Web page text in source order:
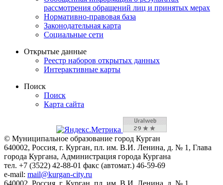
рассмотрения обращений лиц и принятых мерах
Нормативно-правовая база
Законодательная карта
Социальные сети
Открытые данные
Реестр наборов открытых данных
Интерактивные карты
Поиск
Поиск
Карта сайта
© Муниципальное образование город Курган
640002, Россия, г. Курган, пл. им. В.И. Ленина, д. № 1, Глава
города Кургана, Администрация города Кургана
тел. +7 (3522) 42-88-01 факс (автомат.) 46-59-69
e-mail: mail@kurgan-city.ru